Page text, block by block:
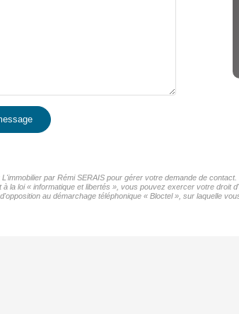
par Rémi SERAIS pour gérer votre demande de
la loi « informatique et libertés », vous pouvez exercer votre
au démarchage téléphonique « Bloctel », sur laquelle